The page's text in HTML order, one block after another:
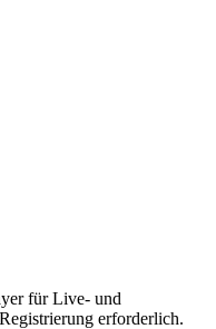
für Live‑ und
erforderlich.